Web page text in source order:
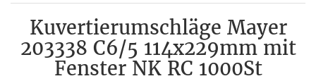
Kuvertierumschläge Mayer
203338 C6/5 114x229mm mit
Fenster NK RC 1000St